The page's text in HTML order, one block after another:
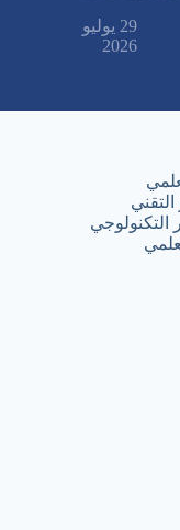
29 يوليو
2026
التكنولوجي